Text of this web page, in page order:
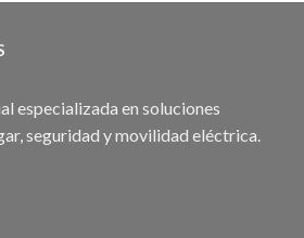
especializada en soluciones
seguridad y movilidad eléctrica.